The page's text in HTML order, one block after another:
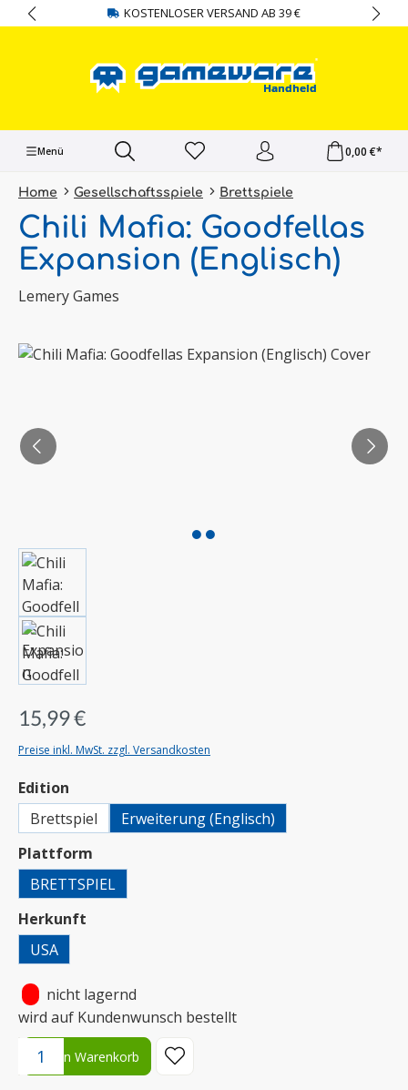
springen KOSTENLOSER VERSAND AB 39 €
Menü 0,00 €*
Home Gesellschaftsspiele Brettspiele
Chili Mafia: Goodfellas
Expansion (Englisch)
Lemery Games
Bildergalerie überspringen
15,99 €
Preise inkl. MwSt. zzgl. Versandkosten
Edition
Brettspiel
Erweiterung (Englisch)
Plattform
BRETTSPIEL
Herkunft
USA
nicht lagernd
wird auf Kundenwunsch bestellt
Produkt Anzahl: Gib den gewünschten Wert ein oder benutze
In den Warenkorb